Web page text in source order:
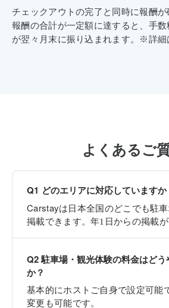
チェックアウトの完了と同時に報酬が
報酬の合計が一定額に達すると、手数
が翌々月末に振り込まれます。※詳細
よくあるご
Q1 どのエリアに対応していますか
Carstayは日本全国のどこでも駐
掲載できます。年1日からの掲載が
Q2駐車場・観光体験の料金はど
か？
基本的にホストご自身で設定可能
変更も可能です。